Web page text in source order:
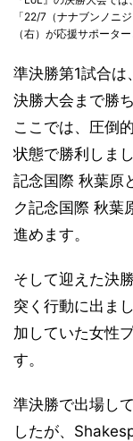
「22/7（ナナブンノニ
（右）が応援サポータ
準決勝第1試合
決勝大会まで勝
ここでは、圧倒
状態で勝利しま
記念国際 秋葉原
ク記念国際 秋葉
進めます。
そして迎えた決
突く行動に出ま
加していた女性
す。
準決勝で出場し
したが、